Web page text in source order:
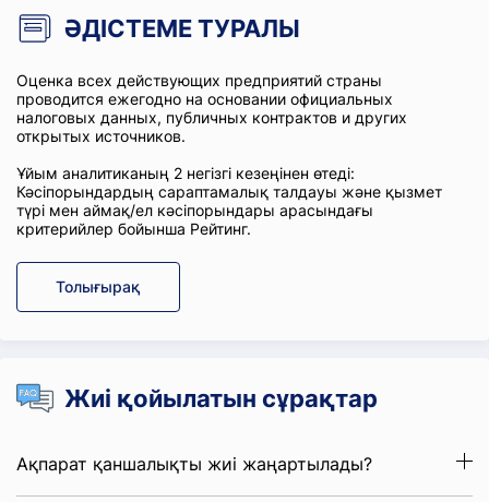
ӘДІСТЕМЕ ТУРАЛЫ
Оценка всех действующих предприятий страны
проводится ежегодно на основании официальных
налоговых данных, публичных контрактов и других
открытых источников.
Ұйым аналитиканың 2 негізгі кезеңінен өтеді:
Кәсіпорындардың сараптамалық талдауы және қызмет
түрі мен аймақ/ел кәсіпорындары арасындағы
критерийлер бойынша Рейтинг.
Толығырақ
Жиі қойылатын сұрақтар
Ақпарат қаншалықты жиі жаңартылады?